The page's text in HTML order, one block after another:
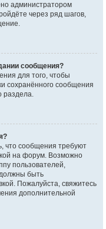
администратором
через ряд шагов,
сообщения?
для того, чтобы
сохранённого сообщения
раздела.
что сообщения требуют
на форум. Возможно
пользователей,
быть
Пожалуйста, свяжитесь
дополнительной